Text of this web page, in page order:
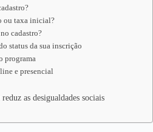
ou taxa inicial?
cadastro?
status da sua inscrição
programa
e presencial
as desigualdades sociais